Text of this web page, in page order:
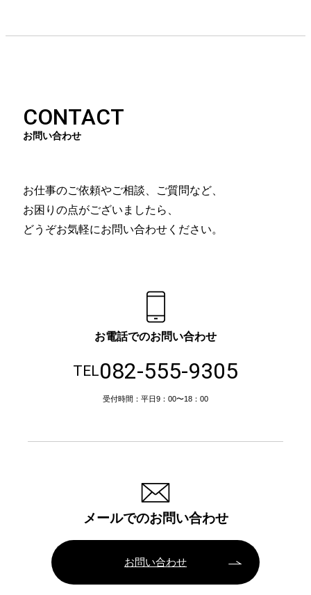
CONTACT
お問い合わせ
お仕事のご依頼やご相談、ご質問など、
お困りの点がございましたら、
どうぞお気軽にお問い合わせください。
お電話でのお問い合わせ
TEL082-555-9305
受付時間：平日9：00〜18：00
メールでのお問い合わせ
お問い合わせ